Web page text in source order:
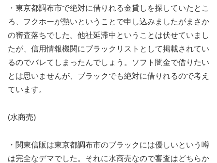
・東京都調布市で絶対に借りれる金貸しを探していたとこ
ろ、フクホーが熱いということで申し込みましたがまさか
の審査落ちでした。他社延滞中ということは伏せていまし
たが、信用情報機関にブラックリストとして掲載されてい
るのでバレてしまったんでしょう。ソフト闇金で借りたい
とは思いませんが、ブラックでも絶対に借りれるので考え
ています。
(水商売)
・関東信販は東京都調布市のブラックには優しいという噂
は完全なデマでした。それに水商売なので審査はどちらか